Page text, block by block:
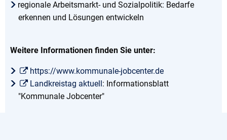
regionale Arbeitsmarkt- und Sozialpolitik: Bedarfe
erkennen und Lösungen entwickeln
Weitere Informationen finden Sie unter:
https://www.kommunale-jobcenter.de
Landkreistag aktuell: Informationsblatt
"Kommunale Jobcenter"